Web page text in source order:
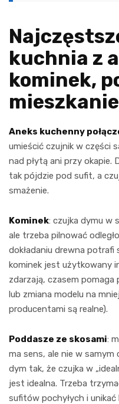
kuchnia z
kominek,
mieszkanie
Aneks kuchenny
umieścić czujnik w części
nad płytą ani przy okapie.
tak pójdzie pod sufit, a
smażenie.
Kominek: czujka dymu w
ale trzeba pilnować
dokładaniu drewna potrafi
kominek jest użytkowany
zdarzają, czasem pomaga
lub zmiana modelu na
producentami są realne).
Poddasze ze skosami:
ma sens, ale nie w samym
dym tak, że czujka w
jest idealna. Trzeba
sufitów pochyłych i